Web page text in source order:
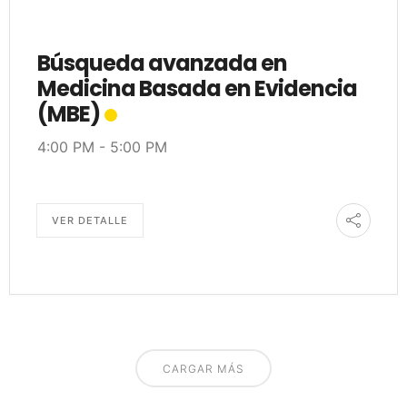
Búsqueda avanzada en
Medicina Basada en Evidencia
(MBE)
4:00 PM - 5:00 PM
VER DETALLE
CARGAR MÁS